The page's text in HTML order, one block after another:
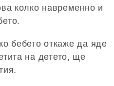
колко навременно и
бебето откаже да яде
на детето, ще